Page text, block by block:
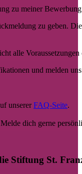
zu meiner
zu geben.
alle Voraussetzungen
und melden
unsererFAQ-Seite.
dich gerne
Stiftung St.